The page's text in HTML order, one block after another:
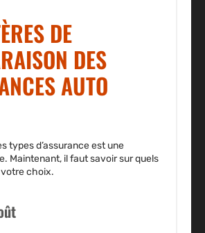
DE
DES
AUTO
types d’assurance est une
Maintenant, il faut savoir sur quels
choix.